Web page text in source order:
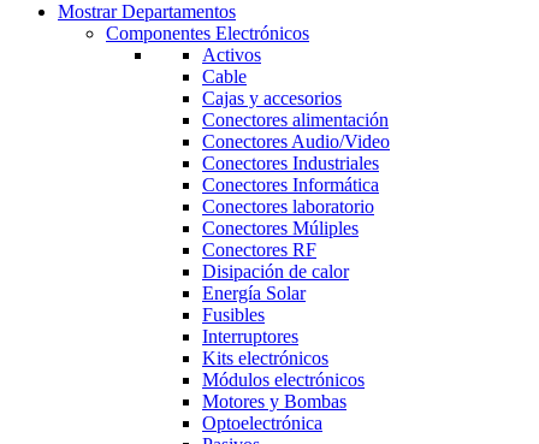
Mostrar Departamentos
Componentes Electrónicos
Activos
Cable
Cajas y accesorios
Conectores alimentación
Conectores Audio/Video
Conectores Industriales
Conectores Informática
Conectores laboratorio
Conectores Múliples
Conectores RF
Disipación de calor
Energía Solar
Fusibles
Interruptores
Kits electrónicos
Módulos electrónicos
Motores y Bombas
Optoelectrónica